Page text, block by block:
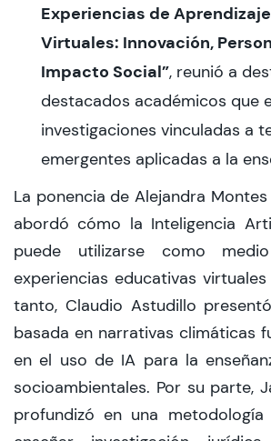
Experiencias de
Virtuales: Innovación,
Impacto Social”, reunió a
destacados académicos que
investigaciones vinculadas a
emergentes aplicadas a la
La ponencia de Alejandra Montes
abordó cómo la Inteligencia
puede utilizarse como
experiencias educativas
tanto, Claudio Astudillo
basada en narrativas climáticas
en el uso de IA para la
socioambientales. Por su parte,
profundizó en una